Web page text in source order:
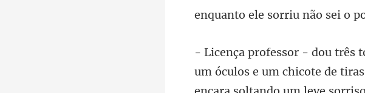
um óculos e um chicote de